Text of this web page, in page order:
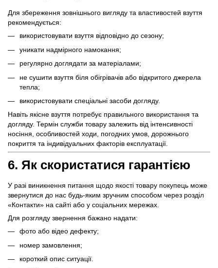
Для збереження зовнішнього вигляду та властивостей взуття
рекомендується:
використовувати взуття відповідно до сезону;
уникати надмірного намокання;
регулярно доглядати за матеріалами;
не сушити взуття біля обігрівачів або відкритого джерела
тепла;
використовувати спеціальні засоби догляду.
Навіть якісне взуття потребує правильного використання та
догляду. Термін служби товару залежить від інтенсивності
носіння, особливостей ходи, погодних умов, дорожнього
покриття та індивідуальних факторів експлуатації.
6. Як скористатися гарантією
У разі виникнення питання щодо якості товару покупець може
звернутися до нас будь-яким зручним способом через розділ
«Контакти» на сайті або у соціальних мережах.
Для розгляду звернення бажано надати:
фото або відео дефекту;
номер замовлення;
короткий опис ситуації.